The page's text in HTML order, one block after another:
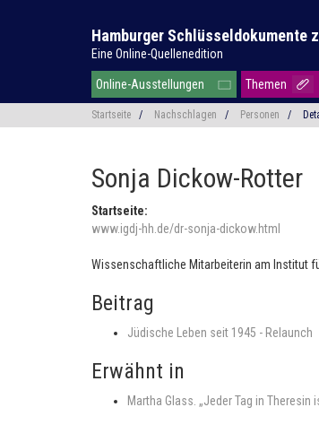
Hamburger Schlüsseldokumente
Eine Online-Quellenedition
Online-Ausstellungen Themen
Startseite / Nachschlagen / Personen /
Sonja Dickow-Rotter
Startseite:
www.igdj-hh.de/dr-sonja-dickow.html
Wissenschaftliche Mitarbeiterin am Institut
Beitrag
Jüdische Leben seit 1945 - Relaunch
Erwähnt in
Martha Glass. „Jeder Tag in Theresin